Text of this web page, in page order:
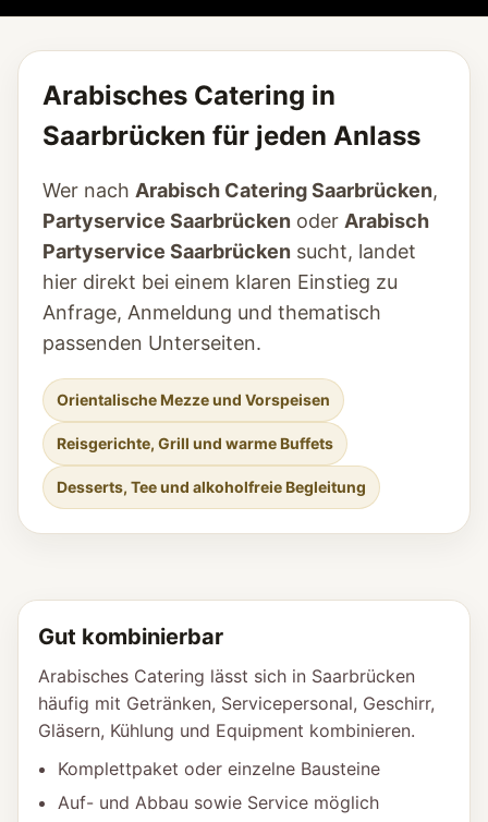
Arabisches Catering in
Saarbrücken für jeden Anlass
Wer nach Arabisch Catering Saarbrücken,
Partyservice Saarbrücken oder Arabisch
Partyservice Saarbrücken sucht, landet
hier direkt bei einem klaren Einstieg zu
Anfrage, Anmeldung und thematisch
passenden Unterseiten.
Orientalische Mezze und Vorspeisen
Reisgerichte, Grill und warme Buffets
Desserts, Tee und alkoholfreie Begleitung
Gut kombinierbar
Arabisches Catering lässt sich in Saarbrücken
häufig mit Getränken, Servicepersonal, Geschirr,
Gläsern, Kühlung und Equipment kombinieren.
Komplettpaket oder einzelne Bausteine
Auf- und Abbau sowie Service möglich